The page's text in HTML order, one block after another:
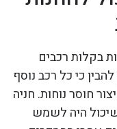
בקלות רכבים
כי כל רכב נוסף
חוסר נוחות. חניה
היה לשמש